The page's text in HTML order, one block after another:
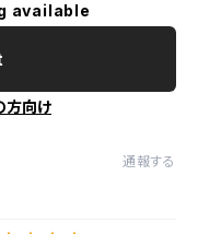
available
方向け
通報する